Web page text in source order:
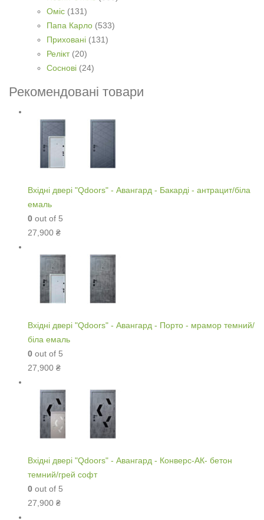
Оміс (131)
Папа Карло (533)
Приховані (131)
Релікт (20)
Соснові (24)
Рекомендовані товари
Вхідні двері "Qdoors" - Авангард - Бакарді - антрацит/біла
емаль
0 out of 5
27,900 ₴
Вхідні двері "Qdoors" - Авангард - Порто - мрамор темний/
біла емаль
0 out of 5
27,900 ₴
Вхідні двері "Qdoors" - Авангард - Конверс-АК- бетон
темний/грей софт
0 out of 5
27,900 ₴